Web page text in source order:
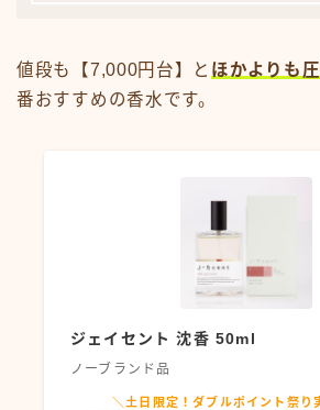
値段も【7,000円台】と ほかよりも
番おすすめの香水です。
ジェイセント 沈香 50ml
ノーブランド品
＼土日限定！ダブルポイント祭り